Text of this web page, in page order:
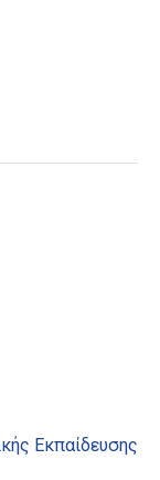
Εκπαίδευσης